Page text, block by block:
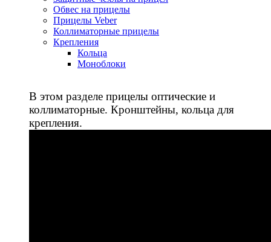
Обвес на прицелы
Прицелы Veber
Коллиматорные прицелы
Крепления
Кольца
Моноблоки
В этом разделе прицелы оптические и
коллиматорные. Кронштейны, кольца для
крепления.